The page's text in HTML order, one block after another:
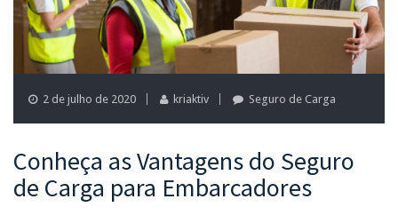
2 de julho de 2020 kriaktiv Seguro de Carga
Conheça as Vantagens do Seguro
de Carga para Embarcadores